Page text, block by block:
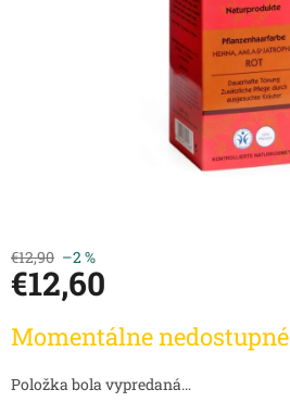
€12,90 –2 %
€12,60
cena:
Momentálne nedostupné
Položka bola vypredaná…